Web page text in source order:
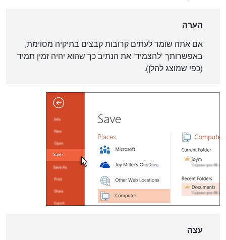
הערה
אם אתה שומר לעתים קרובות קבצים בתיקיה מסוימת,
באפשרותך 'להצמיד' את הנתיב כך שהוא יהיה זמין תמיד
(כפי שמוצג להלן).
עצה